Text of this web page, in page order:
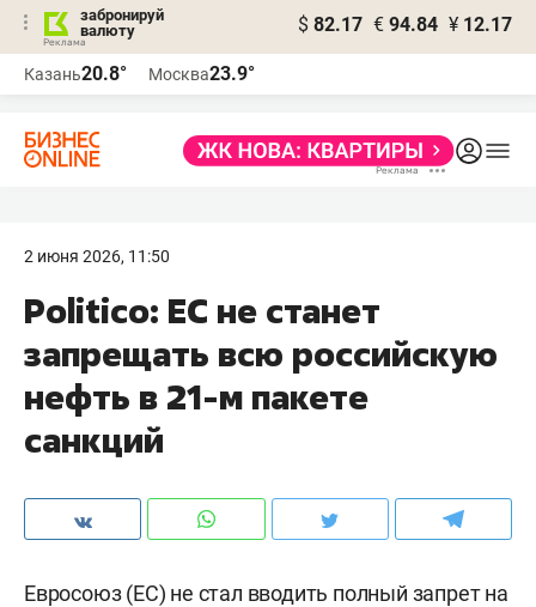
забронируй
валюту
$ 82.17 € 94.84 ¥ 12.17
Казань20.8° Москва23.9°
2 июня 2026, 11:50
Politico: ЕС не станет
запрещать всю российскую
нефть в 21-м пакете
санкций
Евросоюз (ЕС) не стал вводить полный запрет на